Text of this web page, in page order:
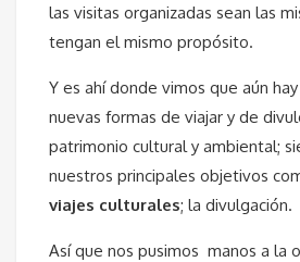
las visitas organizadas sean las
tengan el mismo propósito.
Y es ahí donde vimos que aún
nuevas formas de viajar y de
patrimonio cultural y ambiental;
nuestros principales objetivos
viajes culturales; la divulgación.
Así que nos pusimos manos a la